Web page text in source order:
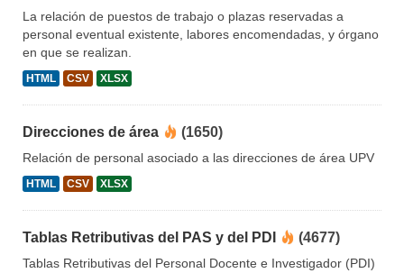
La relación de puestos de trabajo o plazas reservadas a
personal eventual existente, labores encomendadas, y órgano
en que se realizan.
HTML CSV XLSX
Direcciones de área (1650)
Relación de personal asociado a las direcciones de área UPV
HTML CSV XLSX
Tablas Retributivas del PAS y del PDI (4677)
Tablas Retributivas del Personal Docente e Investigador (PDI)